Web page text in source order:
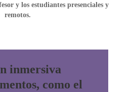
inmersiva
como el
y los estudiantes presenciales y
remotos.